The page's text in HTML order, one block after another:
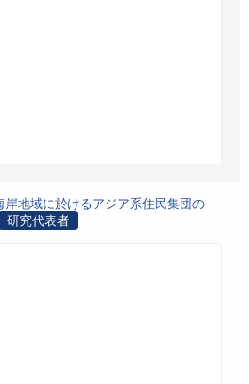
岸地域に於けるアジア系住民集団の
研究代表者